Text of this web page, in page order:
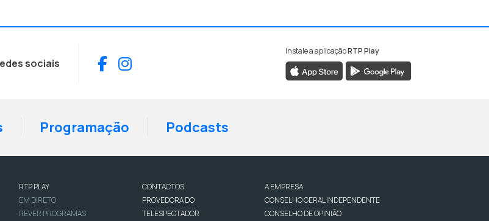
sociais Facebook
Instagram
Instale a aplicaçãoRTP Play
Programação Podcasts
RTP PLAY
EM DIRETO
REVER PROGRAMAS
CONTACTOS
PROVEDORA DO
TELESPECTADOR
A EMPRESA
CONSELHO GERAL INDEPENDENTE
CONSELHO DE OPINIÃO